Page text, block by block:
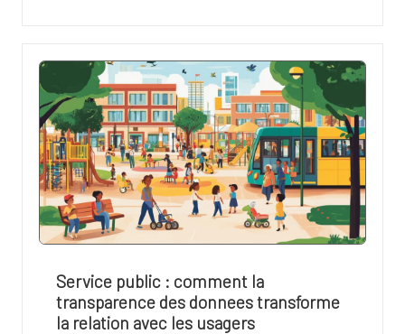
Service public : comment la
transparence des donnees transforme
la relation avec les usagers